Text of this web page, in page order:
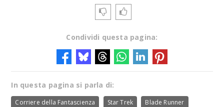
Condividi questa pagina:
In questa pagina si parla di:
Corriere della Fantascienza Star Trek Blade Runner